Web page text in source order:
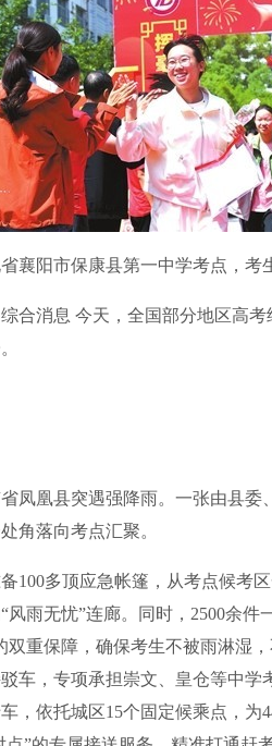
阳市保康县第一中学考点，考
消息 今天，全国部分地区高考
凰县突遇强降雨。一张由县委
角落向考点汇聚。
多顶应急帐篷，从考点候考区
风雨无忧”连廊。同时，2500余
双重保障，确保考生不被雨淋湿
车，专项承担崇文、皇仓等中
，依托城区15个固定候乘点，